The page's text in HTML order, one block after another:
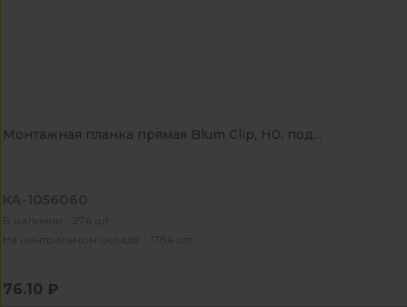
Монтажная планка прямая Blum Clip, Н0, под...
КА-1056060
В наличии - 276 шт
На центральном складе - 1784 шт
76.10 ₽